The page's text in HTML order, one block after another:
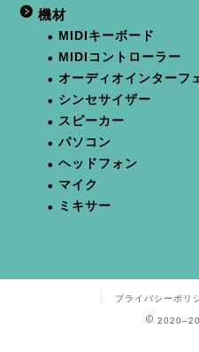
機材
MIDIキーボード
MIDIコントローラー
オーディオインターフ
シンセサイザー
スピーカー
パソコン
ヘッドフォン
マイク
ミキサー
プライバシーポリ